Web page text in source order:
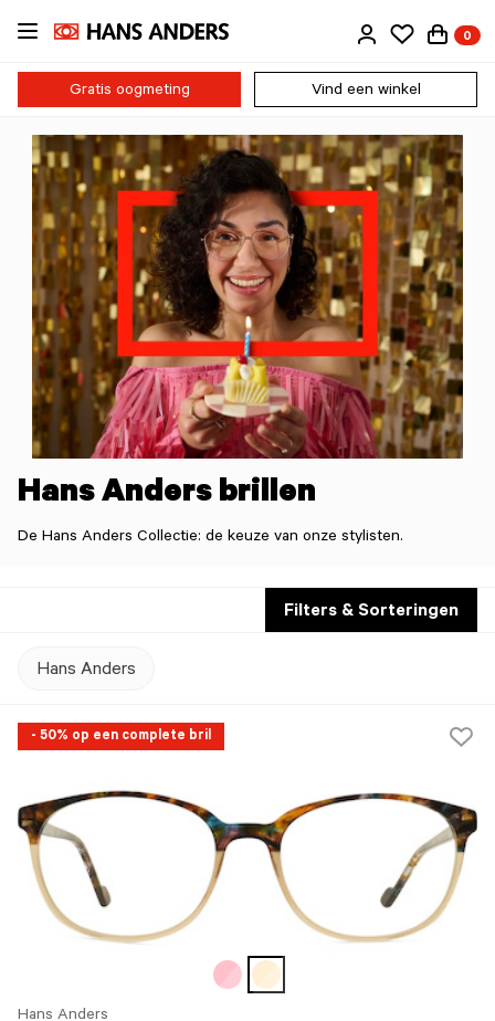
Ga
naar
inhoud
0
Gratis oogmeting Vind een winkel
Hans Anders brillen
De Hans Anders Collectie: de keuze van onze stylisten.
Filters & Sorteringen
Hans Anders
- 50% op een complete bril
Hans Anders